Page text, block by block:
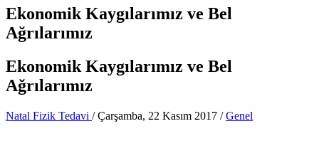
Ekonomik Kaygılarımız ve Bel
Ağrılarımız
Ekonomik Kaygılarımız ve Bel
Ağrılarımız
Natal Fizik Tedavi /Çarşamba, 22 Kasım 2017 /Genel